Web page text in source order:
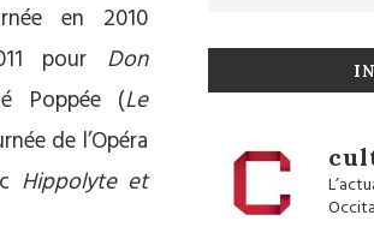
en 2010
pour Don
Poppée (Le
de l’Opéra
Hippolyte et